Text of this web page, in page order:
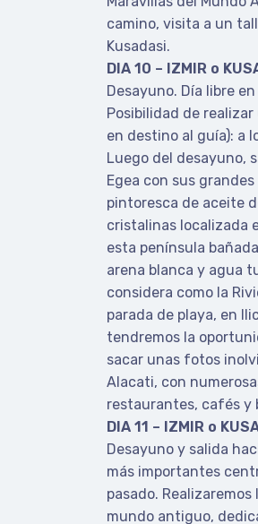
camino, visita a un
Kusadasi.
DIA 10 – IZMIR o
Desayuno. Día libre
Posibilidad de
en destino al guía): a
Luego del desayuno,
Egea con sus
pintoresca de aceite
cristalinas localizada
esta península
arena blanca y agua
considera como la
parada de playa, en
tendremos la
sacar unas fotos
Alacati, con
restaurantes, cafés y
DIA 11 – IZMIR o
Desayuno y salida
más importantes
pasado.
mundo antiguo,